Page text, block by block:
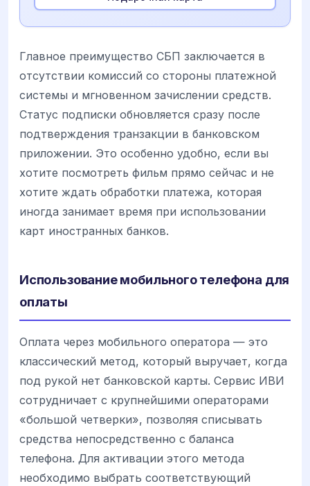
Главное преимущество СБП заключается в
отсутствии комиссий со стороны платежной
системы и мгновенном зачислении средств.
Статус подписки обновляется сразу после
подтверждения транзакции в банковском
приложении. Это особенно удобно, если вы
хотите посмотреть фильм прямо сейчас и не
хотите ждать обработки платежа, которая
иногда занимает время при использовании
карт иностранных банков.
Использование мобильного телефона для
оплаты
Оплата через мобильного оператора — это
классический метод, который выручает, когда
под рукой нет банковской карты. Сервис ИВИ
сотрудничает с крупнейшими операторами
«большой четверки», позволяя списывать
средства непосредственно с баланса
телефона. Для активации этого метода
необходимо выбрать соответствующий